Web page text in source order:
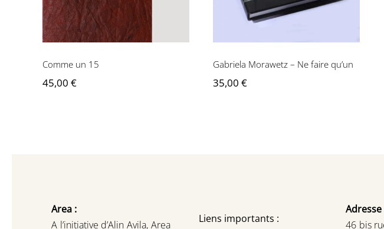
Comme un 15
45,00 €
Gabriela Morawetz – Ne faire qu’un
35,00 €
Area :
A l’initiative d’Alin Avila, Area Liens importants :
Adresse
46 bis